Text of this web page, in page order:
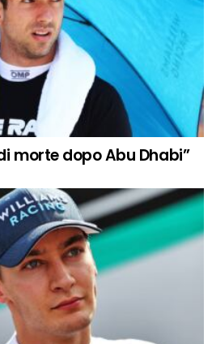
morte dopo Abu Dhabi”